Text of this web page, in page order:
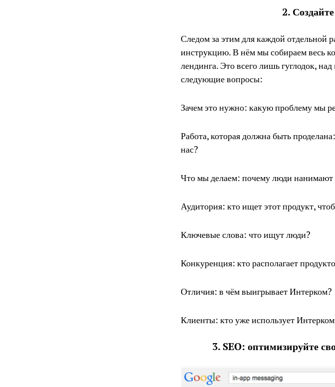
2.
Следом за этим для каждой отдельной
инструкцию. В нём мы собираем весь
лендинга. Это всего лишь гуглодок,
следующие вопросы:
Зачем это нужно: какую проблему мы
Работа, которая должна быть
нас?
Что мы делаем: почему люди нанимают
Аудитория: кто ищет этот продукт,
Ключевые слова: что ищут люди?
Конкуренция: кто располагает
Отличия: в чём выигрывает Интерком?
Клиенты: кто уже использует
3. SEO: оптимизируйте